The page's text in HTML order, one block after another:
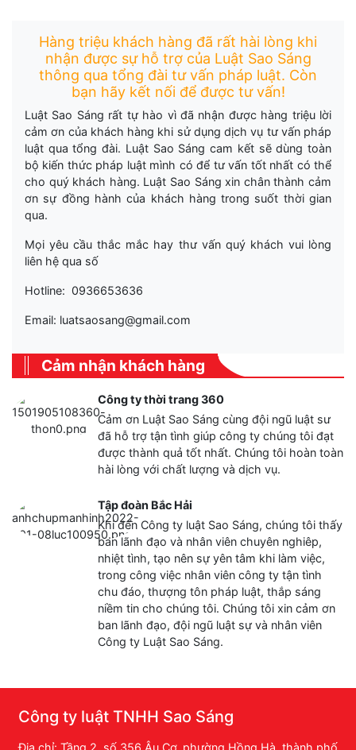
Hàng triệu khách hàng đã rất hài lòng khi
nhận được sự hỗ trợ của Luật Sao Sáng
thông qua tổng đài tư vấn pháp luật. Còn
bạn hãy kết nối để được tư vấn!
Luật Sao Sáng rất tự hào vì đã nhận được hàng triệu lời
cảm ơn của khách hàng khi sử dụng dịch vụ tư vấn pháp
luật qua tổng đài. Luật Sao Sáng cam kết sẽ dùng toàn
bộ kiến thức pháp luật mình có để tư vấn tốt nhất có thể
cho quý khách hàng. Luật Sao Sáng xin chân thành cảm
ơn sự đồng hành của khách hàng trong suốt thời gian
qua.
Mọi yêu cầu thắc mắc hay thư vấn quý khách vui lòng
liên hệ qua số
Hotline: 0936653636
Email: luatsaosang@gmail.com
Cảm nhận khách hàng
Công ty thời trang 360
Cảm ơn Luật Sao Sáng cùng đội ngũ luật sư
đã hỗ trợ tận tình giúp công ty chúng tôi đạt
được thành quả tốt nhất. Chúng tôi hoàn toàn
hài lòng với chất lượng và dịch vụ.
Tập đoàn Bắc Hải
Khi đến Công ty luật Sao Sáng, chúng tôi thấy
ban lãnh đạo và nhân viên chuyên nghiêp,
nhiệt tình, tạo nên sự yên tâm khi làm việc,
trong công việc nhân viên công ty tận tình
chu đáo, thượng tôn pháp luật, thắp sáng
niềm tin cho chúng tôi. Chúng tôi xin cảm ơn
ban lãnh đạo, đội ngũ luật sự và nhân viên
Công ty Luật Sao Sáng.
Công ty luật TNHH Sao Sáng
Địa chỉ: Tầng 2, số 356 Âu Cơ, phường Hồng Hà, thành phố